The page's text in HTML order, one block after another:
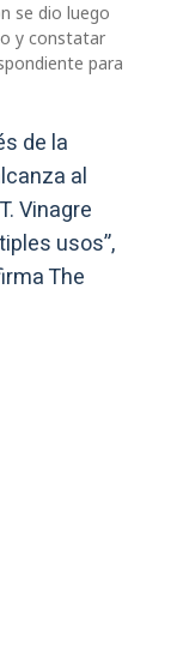
se dio luego
y constatar
para
de la
al
Vinagre
usos”,
The